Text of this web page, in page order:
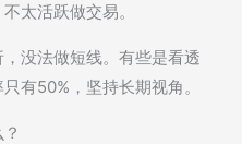
太活跃做交易。
没法做短线。有些是看透
有50%，坚持长期视角。